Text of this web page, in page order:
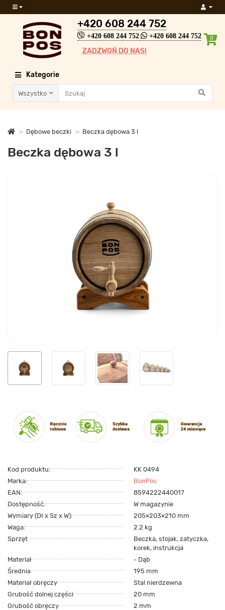
+420 608 244 752
+420 608 244 752 +420 608 244 752
ZADZWOŃ DO NAS!
0
Kategorie
Wszystko
Dębowe beczki Beczka dębowa 3 l
Beczka dębowa 3 l
Kod produktu:
KK 0494
Marka:
BonPos
EAN:
8594222440017
Dostępność:
W magazynie
Wymiary (Dł x Sz x W):
205×203×210 mm
Waga:
2.2 kg
Sprzęt
Beczka, stojak, zatyczka,
korek, instrukcja
Materiał
- Dąb
Średnia
195 mm
Materiał obręczy
Stal nierdzewna
Grubość dolnej części
20 mm
Grubość obręczy
2 mm